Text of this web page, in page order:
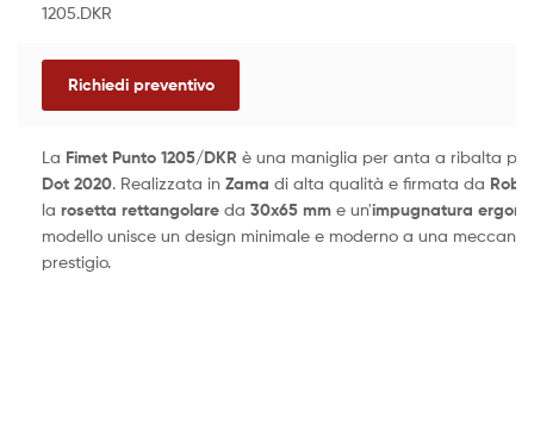
1205.DKR
Richiedi preventivo
La Fimet Punto 1205/DKR è una maniglia per anta a ribalta
Dot 2020. Realizzata in Zama di alta qualità e firmata da
la rosetta rettangolareda 30x65 mme un'impugnatura
modello unisce un design minimale e moderno a una
prestigio.